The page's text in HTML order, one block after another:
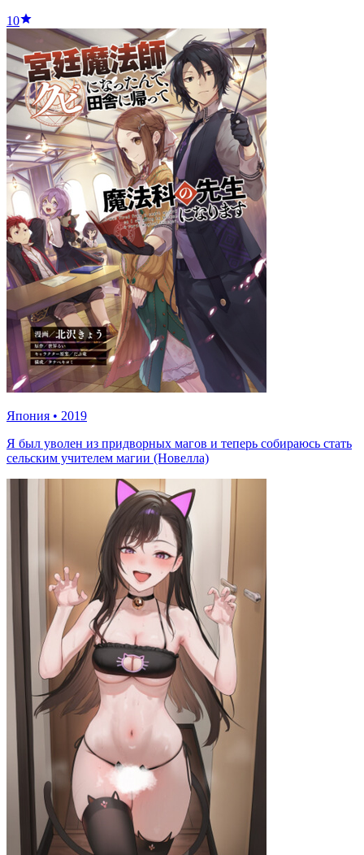
10
Япония • 2019
Я был уволен из придворных магов и теперь собираюсь стать
сельским учителем магии (Новелла)